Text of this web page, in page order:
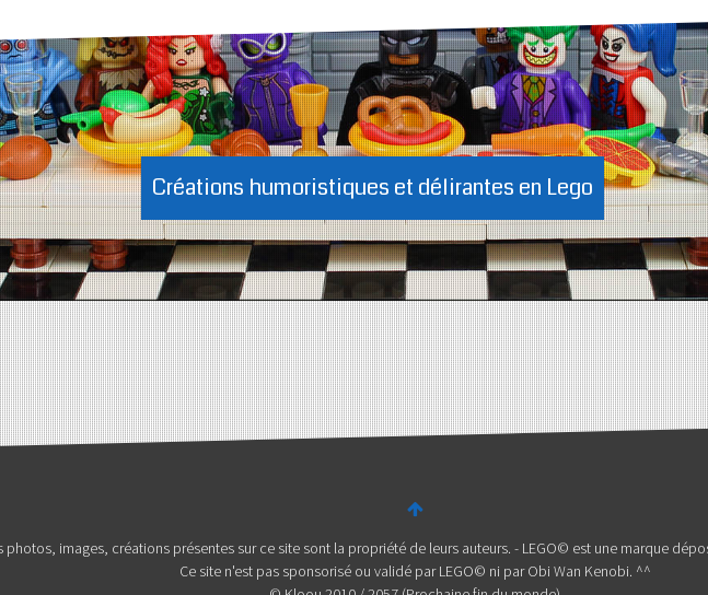
Créations humoristiques et délirantes en Lego
photos, images, créations présentes sur ce site sont la propriété de leurs auteurs. - LEGO© est une marque
Ce site n'est pas sponsorisé ou validé par LEGO© ni par Obi Wan Kenobi. ^^